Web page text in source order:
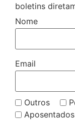
boletins
Nome
Email
Outros
Aposentados